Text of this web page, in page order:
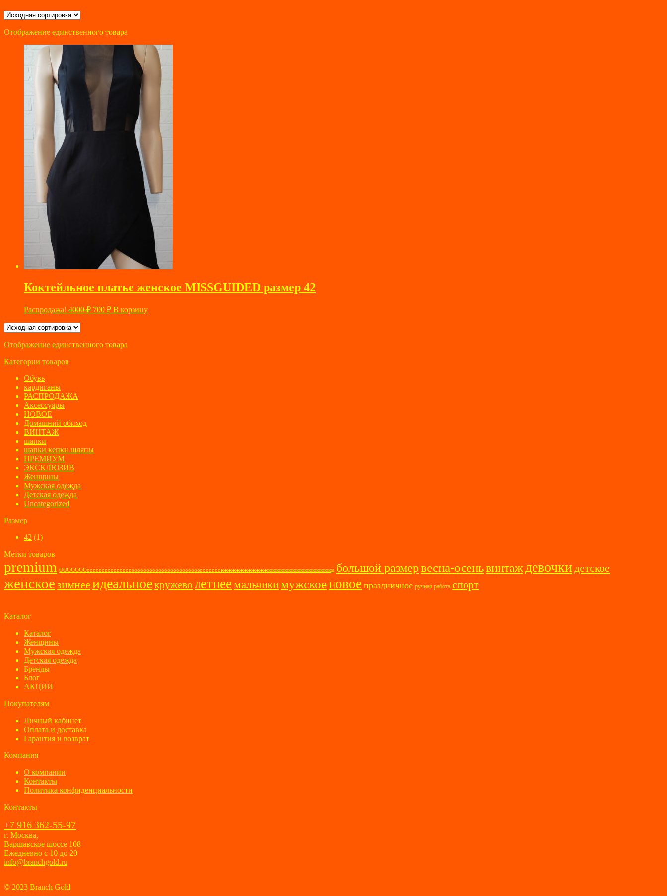
Отображение единственного товара
Коктейльное платье женское MISSGUIDED размер 42
Распродажа! 4000₽ Первоначальная
700 ₽Текущая
цена:
В корзину
Отображение единственного товара
Категории товаров
Обувь
кардиганы
РАСПРОДАЖА
Аксессуары
НОВОЕ
Домашний обиход
ВИНТАЖ
шапки
шапки кепки шляпы
ПРЕМИУМ
ЭКСКЛЮЗИВ
Женщины
Мужская одежда
Детская одежда
Uncategorized
Размер
42 (1)
Метки товаров
premium ОООООООоооооооооооооооооооооооооооооооооооооооооооооююююююююююююююююююююююююююююд большой размервесна-осеньвинтаж девочки детское
женское зимнее идеальноекружево летнее мальчикимужскоеновое праздничное ручная работа спорт
Каталог
Каталог
Женщины
Мужская одежда
Детская одежда
Бренды
Блог
АКЦИИ
Покупателям
Личный кабинет
Оплата и доставка
Гарантия и возврат
Компания
О компании
Контакты
Политика конфиденциальности
Контакты
+7 916 362-55-97
г. Москва,
Варшавское шоссе 108
Ежедневно с 10 до 20
info@branchgold.ru
© 2023 Branch Gold